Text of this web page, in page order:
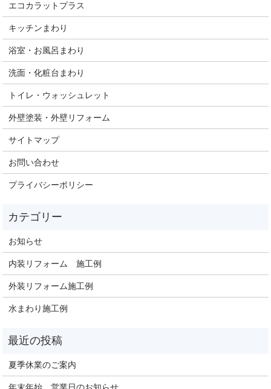
エコカラットプラス
キッチンまわり
浴室・お風呂まわり
洗面・化粧台まわり
トイレ・ウォッシュレット
外壁塗装・外壁リフォーム
サイトマップ
お問い合わせ
プライバシーポリシー
お知らせ
内装リフォーム 施工例
外装リフォーム施工例
水まわり施工例
夏季休業のご案内